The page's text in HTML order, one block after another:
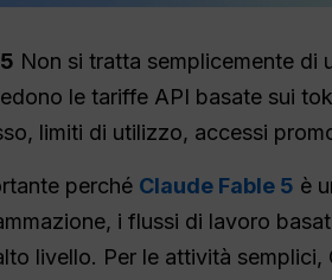
Non si tratta semplicemente di
le tariffe API basate sui
limiti di utilizzo, accessi
perché Claude Fable 5 è
i flussi di lavoro
livello. Per le attività